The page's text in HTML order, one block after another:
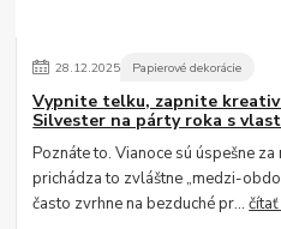
28.12.2025 Papierové dekorácie
Vypnite telku, zapnite
Silvester na párty roka s
Poznáte to. Vianoce sú úspešne
prichádza to zvláštne „medzi-
často zvrhne na bezduché pr...